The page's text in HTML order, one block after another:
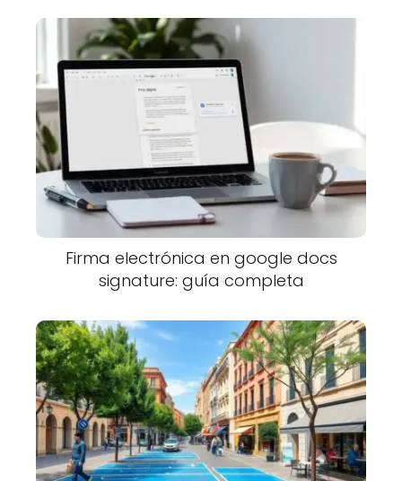
Firma electrónica en google docs
signature: guía completa